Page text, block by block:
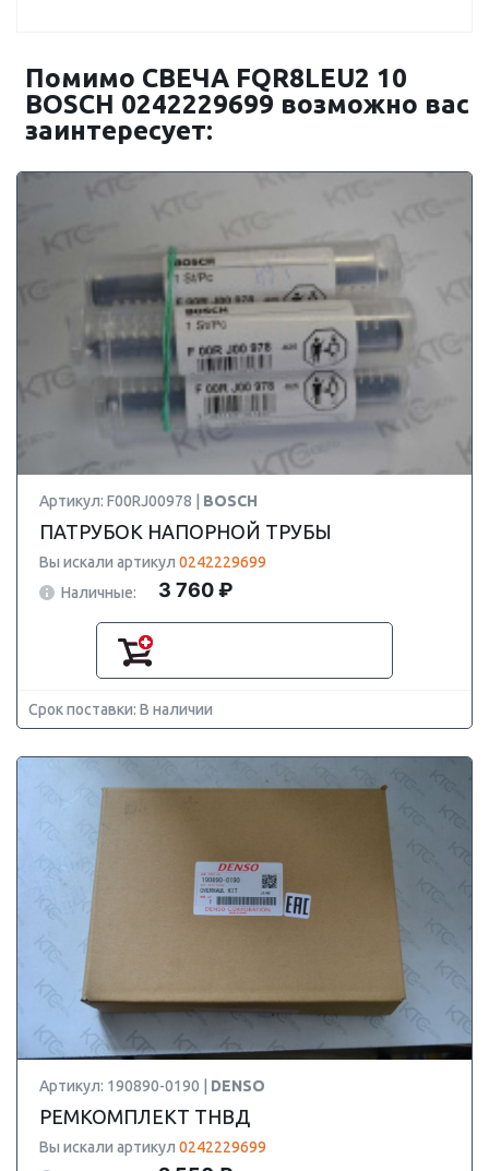
Помимо СВЕЧА FQR8LEU2 10
BOSCH 0242229699 возможно вас
заинтересует:
Артикул: F00RJ00978 | BOSCH
ПАТРУБОК НАПОРНОЙ ТРУБЫ
Вы искали артикул 0242229699
Наличные:
3 760 ₽
Срок поставки: В наличии
Артикул: 190890-0190 | DENSO
РЕМКОМПЛЕКТ ТНВД
Вы искали артикул 0242229699